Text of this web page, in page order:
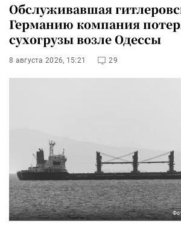
Обслуживавшая
Германию компания
сухогрузы возле Одессы
8 августа 2026, 15:21 29